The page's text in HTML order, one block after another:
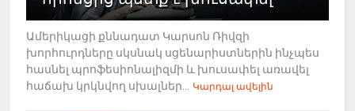
Ամերիկացի քննադատ Կարսոն Ռիվզի
խորհուրդները սկսնակ սցենարիստներին ինչպես
հասնել պրոֆեսիոնալիզմի և խուսափել առավել
հաճախ կրկնվող սխալներ...
Կարդալ ավելին